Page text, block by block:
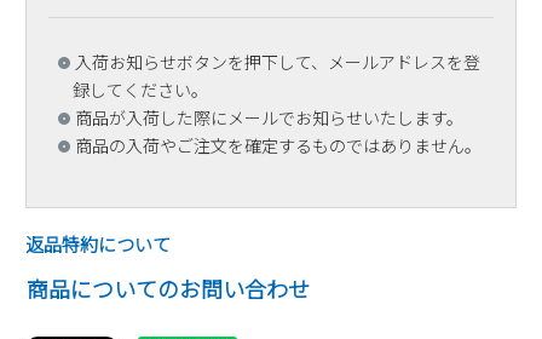
入荷お知らせボタンを押下して、メールアドレスを登
録してください。
商品が入荷した際にメールでお知らせいたします。
商品の入荷やご注文を確定するものではありません。
返品特約について
商品についてのお問い合わせ